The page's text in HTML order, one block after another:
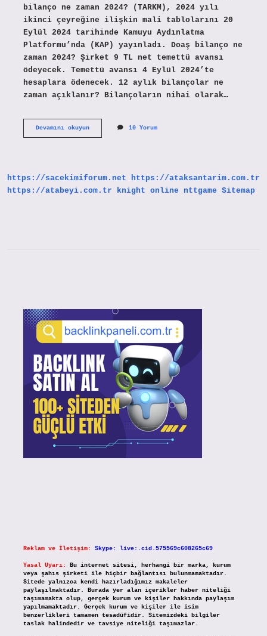
bilanço ne zaman 2024? (TARKM), 2024 yılı
ikinci çeyreğine ilişkin mali tablolarını 20
Eylül 2024 tarihinde Kamuyu Aydınlatma
Platformu’nda (KAP) yayınladı. Doaş bilanço ne
zaman 2024? Şirket 9 TL net temettü avansı
ödeyecek. Temettü avansı 4 Eylül 2024’te
hesaplara ödenecek. 12 aylık bilançolar ne
zaman açıklanır? Bilançoların nihai olarak…
Devamını okuyunŞirket
10 Yorum
https://sacekimiforum.net
https://ataksantarim.com.tr
https://atabeyi.com.tr
knight online nttgame Sitemap
Reklam ve İletişim: Skype: live:.cid.575569c608265c69
Yasal Uyarı:
Bu internet sitesi, herhangi bir marka, kurum
veya şahıs şirketi ile hiçbir bağlantısı bulunmamaktadır.
Sitede yalnızca kendi hazırladığımız makaleler
paylaşılmaktadır. Burada yer alan içerikler haber niteliği
taşımamakta olup, gerçek kurum ve kişiler hakkında paylaşım
yapılmamaktadır. Gerçek kurum ve kişiler ile isim
benzerlikleri tamamen tesadüfidir. Sitemizdeki bilgiler
taslak halindedir ve tavsiye niteliği taşımazlar.